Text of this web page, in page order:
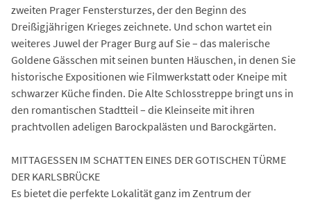
zweiten Prager Fenstersturzes, der den Beginn des
Dreißigjährigen Krieges zeichnete. Und schon wartet ein
weiteres Juwel der Prager Burg auf Sie – das malerische
Goldene Gässchen mit seinen bunten Häuschen, in denen Sie
historische Expositionen wie Filmwerkstatt oder Kneipe mit
schwarzer Küche finden. Die Alte Schlosstreppe bringt uns in
den romantischen Stadtteil – die Kleinseite mit ihren
prachtvollen adeligen Barockpalästen und Barockgärten.
MITTAGESSEN IM SCHATTEN EINES DER GOTISCHEN TÜRME
DER KARLSBRÜCKE
Es bietet die perfekte Lokalität ganz im Zentrum der